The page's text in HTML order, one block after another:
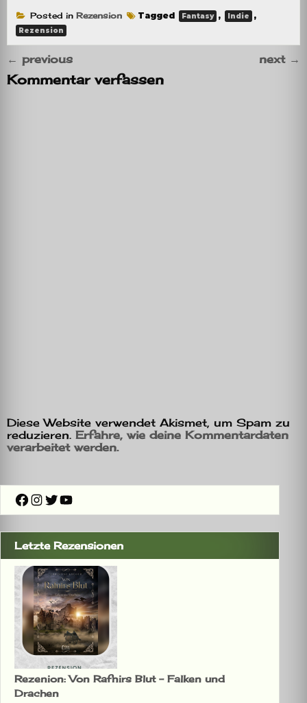
Posted in Rezension Tagged Fantasy , Indie ,
Rezension
← previous next →
Kommentar verfassen
Diese Website verwendet Akismet, um Spam zu
reduzieren. Erfahre, wie deine Kommentardaten
verarbeitet werden.
Facebook
Instagram
Twitter
YouTube
Letzte Rezensionen
Rezenion: Von Rafnirs Blut – Falken und
Drachen